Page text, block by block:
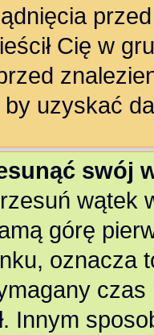
Cię w
uzyskać
swój
wątek
górę
oznacza
Innym